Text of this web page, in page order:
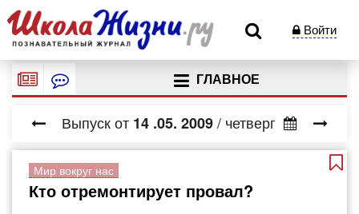
Войти
ГЛАВНОЕ
Выпуск от 14 .05. 2009/ четверг
Мир вокруг нас
Кто отремонтирует провал?